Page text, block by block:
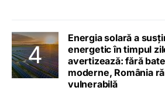
Energia solară a
energetic în timpul
avertizează: fără
moderne, România
vulnerabilă